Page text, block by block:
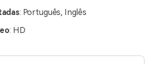
: Português, Inglês
: HD